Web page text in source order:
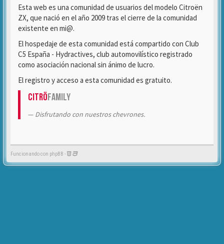
Esta web es una comunidad de usuarios del modelo Citroën
ZX, que nació en el año 2009 tras el cierre de la comunidad
existente en mi@.
El hospedaje de esta comunidad está compartido con Club
C5 España - Hydractives, club automovilístico registrado
como asociación nacional sin ánimo de lucro.
El registro y acceso a esta comunidad es gratuito.
CitröFamily
Disfrutando con nuestros chevrones.
Funcionando con phpBB -